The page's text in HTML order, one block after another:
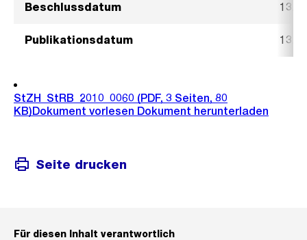
Beschlussdatum 13.
Publikationsdatum 13.
StZH_StRB_2010_0060 (PDF, 3 Seiten, 80
KB)Dokument vorlesen Dokument herunterladen
Seite drucken
Für diesen Inhalt verantwortlich